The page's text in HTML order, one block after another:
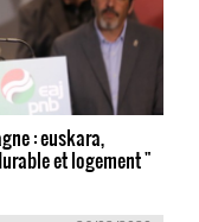
: euskara,
et logement "